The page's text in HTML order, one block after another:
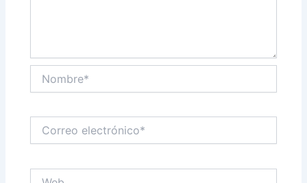
electrónico*